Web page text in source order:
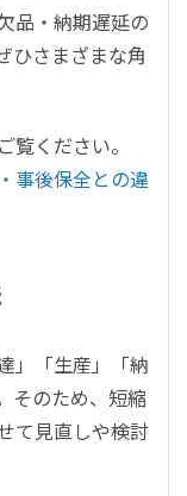
品・納期遅延の
ひさまざまな角
ください。
事後保全との違
」「生産」「納
そのため、短縮
て見直しや検討